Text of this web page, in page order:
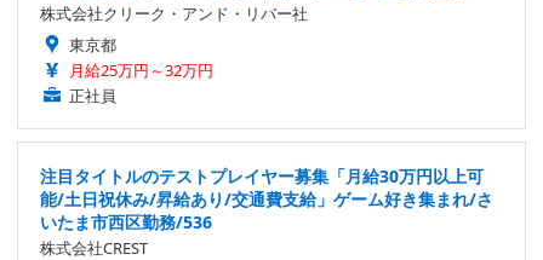
株式会社クリーク・アンド・リバー社
東京都
月給25万円～32万円
正社員
注目タイトルのテストプレイヤー募集「月給30万円以上可
能/土日祝休み/昇給あり/交通費支給」ゲーム好き集まれ/さ
いたま市西区勤務/536
株式会社CREST